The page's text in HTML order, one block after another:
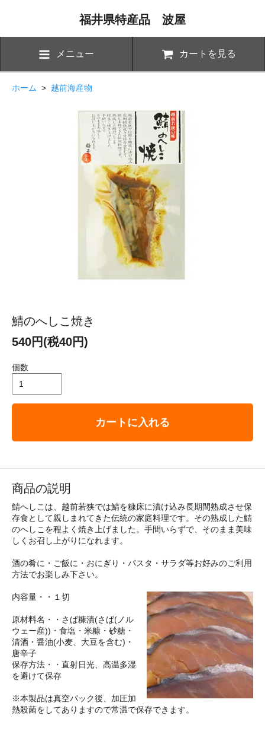
福井県特産品 波屋
メニュー カートを見る
ホーム > 越前海産物
鯖のへしこ焼き
540円(税40円)
個数
カートに入れる
商品の説明
鯖へしこは、越前若狭では鯖を糠床に漬け込み長期間熟成させ保
存食として親しまれてきた伝統の家庭料理です。その熟成した鯖
のへしこを程よく焼き上げました。手間いらずで、そのまま美味
しくお召し上がりになれます。
酒の肴に・ご飯に・おにぎり・パスタ・サラダ等お好みのご利用
方法でお楽しみ下さい。
内容量・・１切
原材料名・・さば糠漬(さば(ノル
ウェー産))・食塩・米糠・砂糖・
清酒・醤油(小麦、大豆を含む)・
唐辛子
保存方法・・直射日光、高温多湿
を避けて保存
※本製品は真空パック後、加圧加
熱殺菌をしてありますので常温で保存できます。